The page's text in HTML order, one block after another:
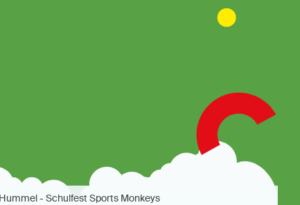
- Schulfest Sports Monkeys